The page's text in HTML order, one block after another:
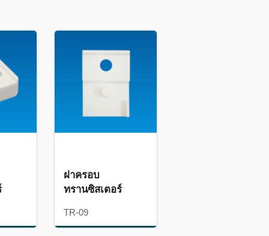
ฝาครอบ
ทรานซิสเตอร์
TR-09